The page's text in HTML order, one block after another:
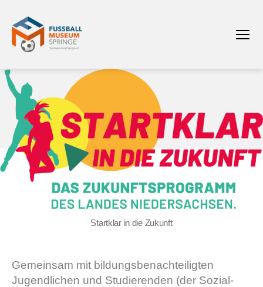
Springe
Sportsammlung
Saloga
e.V.
Startklar in die Zukunft
Gemeinsam mit bildungsbenachteiligten
Jugendlichen und Studierenden (der Sozial-